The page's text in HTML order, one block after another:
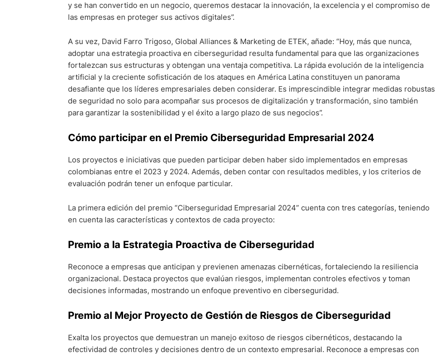
y se han convertido en un negocio, queremos destacar la innovación, la excelencia y el compromiso de
las empresas en proteger sus activos digitales”.
A su vez, David Farro Trigoso, Global Alliances & Marketing de ETEK, añade: “Hoy, más que nunca,
adoptar una estrategia proactiva en ciberseguridad resulta fundamental para que las organizaciones
fortalezcan sus estructuras y obtengan una ventaja competitiva. La rápida evolución de la inteligencia
artificial y la creciente sofisticación de los ataques en América Latina constituyen un panorama
desafiante que los líderes empresariales deben considerar. Es imprescindible integrar medidas robustas
de seguridad no solo para acompañar sus procesos de digitalización y transformación, sino también
para garantizar la sostenibilidad y el éxito a largo plazo de sus negocios”.
Cómo participar en el Premio Ciberseguridad Empresarial 2024
Los proyectos e iniciativas que pueden participar deben haber sido implementados en empresas
colombianas entre el 2023 y 2024. Además, deben contar con resultados medibles, y los criterios de
evaluación podrán tener un enfoque particular.
La primera edición del premio “Ciberseguridad Empresarial 2024” cuenta con tres categorías, teniendo
en cuenta las características y contextos de cada proyecto:
Premio a la Estrategia Proactiva de Ciberseguridad
Reconoce a empresas que anticipan y previenen amenazas cibernéticas, fortaleciendo la resiliencia
organizacional. Destaca proyectos que evalúan riesgos, implementan controles efectivos y toman
decisiones informadas, mostrando un enfoque preventivo en ciberseguridad.
Premio al Mejor Proyecto de Gestión de Riesgos de Ciberseguridad
Exalta los proyectos que demuestran un manejo exitoso de riesgos cibernéticos, destacando la
efectividad de controles y decisiones dentro de un contexto empresarial. Reconoce a empresas con